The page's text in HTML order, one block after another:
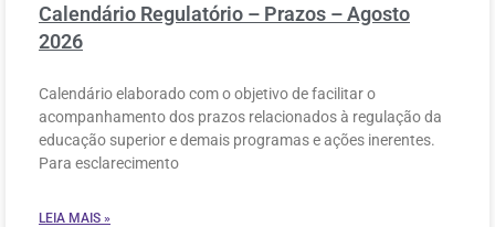
Calendário Regulatório – Prazos – Agosto
2026
Calendário elaborado com o objetivo de facilitar o
acompanhamento dos prazos relacionados à regulação da
educação superior e demais programas e ações inerentes.
Para esclarecimento
LEIA MAIS »